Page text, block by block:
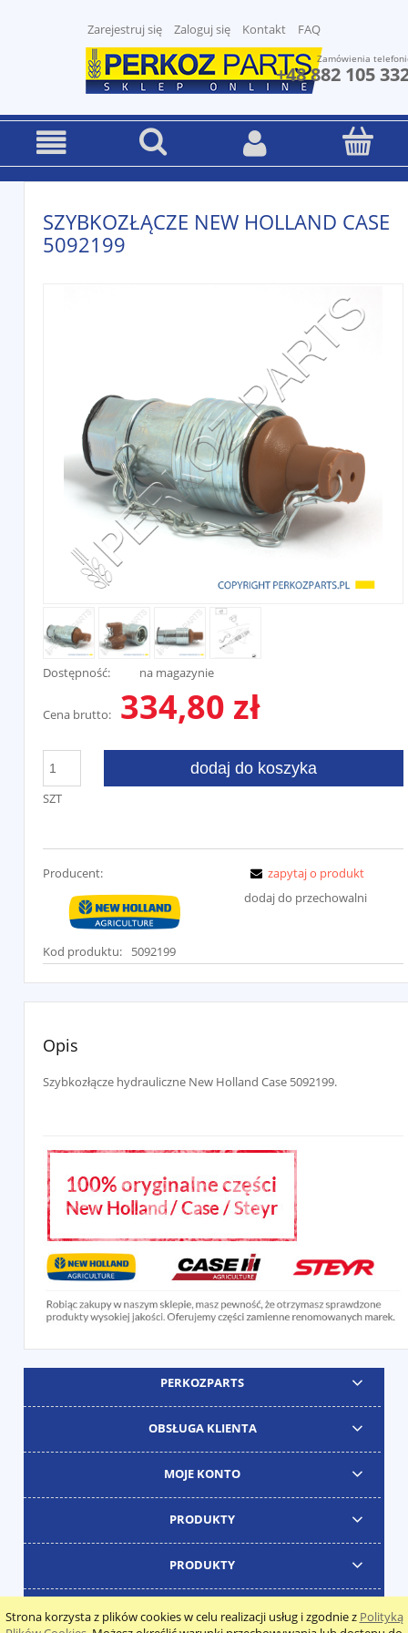
Strona korzysta z plików cookies w celu realizacji usług i zgodnie z Polityką
Zarejestruj się Zaloguj się Kontakt FAQ
Zamówienia
+48 882 105
SZYBKOZŁĄCZE NEW HOLLAND CASE
5092199
Dostępność: na magazynie
Cena brutto: 334,80 zł
SZT
dodaj do koszyka
Producent:
Kod produktu: 5092199
zapytaj o produkt
dodaj do przechowalni
Opis
Szybkozłącze hydrauliczne New Holland Case 5092199.
PERKOZPARTS
OBSŁUGA KLIENTA
MOJE KONTO
PRODUKTY
PRODUKTY